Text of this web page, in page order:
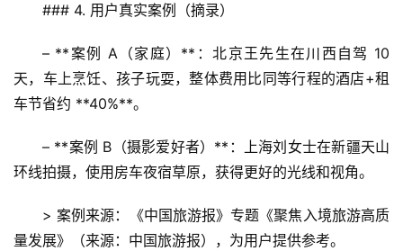
旅
社
### 4. 用户真实案例（摘录）
– **案例 A（家庭）**：北京王先生在川西自驾 10
天，车上烹饪、孩子玩耍，整体费用比同等行程的酒店+租
车节省约 **40%**。
– **案例 B（摄影爱好者）**：上海刘女士在新疆天山
环线拍摄，使用房车夜宿草原，获得更好的光线和视角。
> 案例来源：《中国旅游报》专题《聚焦入境旅游高质
量发展》（来源：中国旅游报），为用户提供参考。